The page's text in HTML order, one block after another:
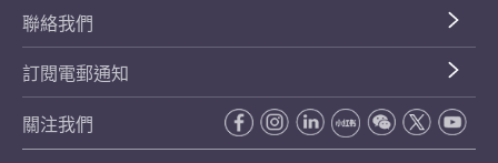
聯絡我們
訂閱電郵通知
關注我們